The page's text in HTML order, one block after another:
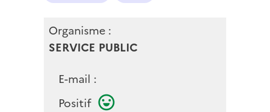
Organisme :
SERVICE PUBLIC
E-mail :
Positif